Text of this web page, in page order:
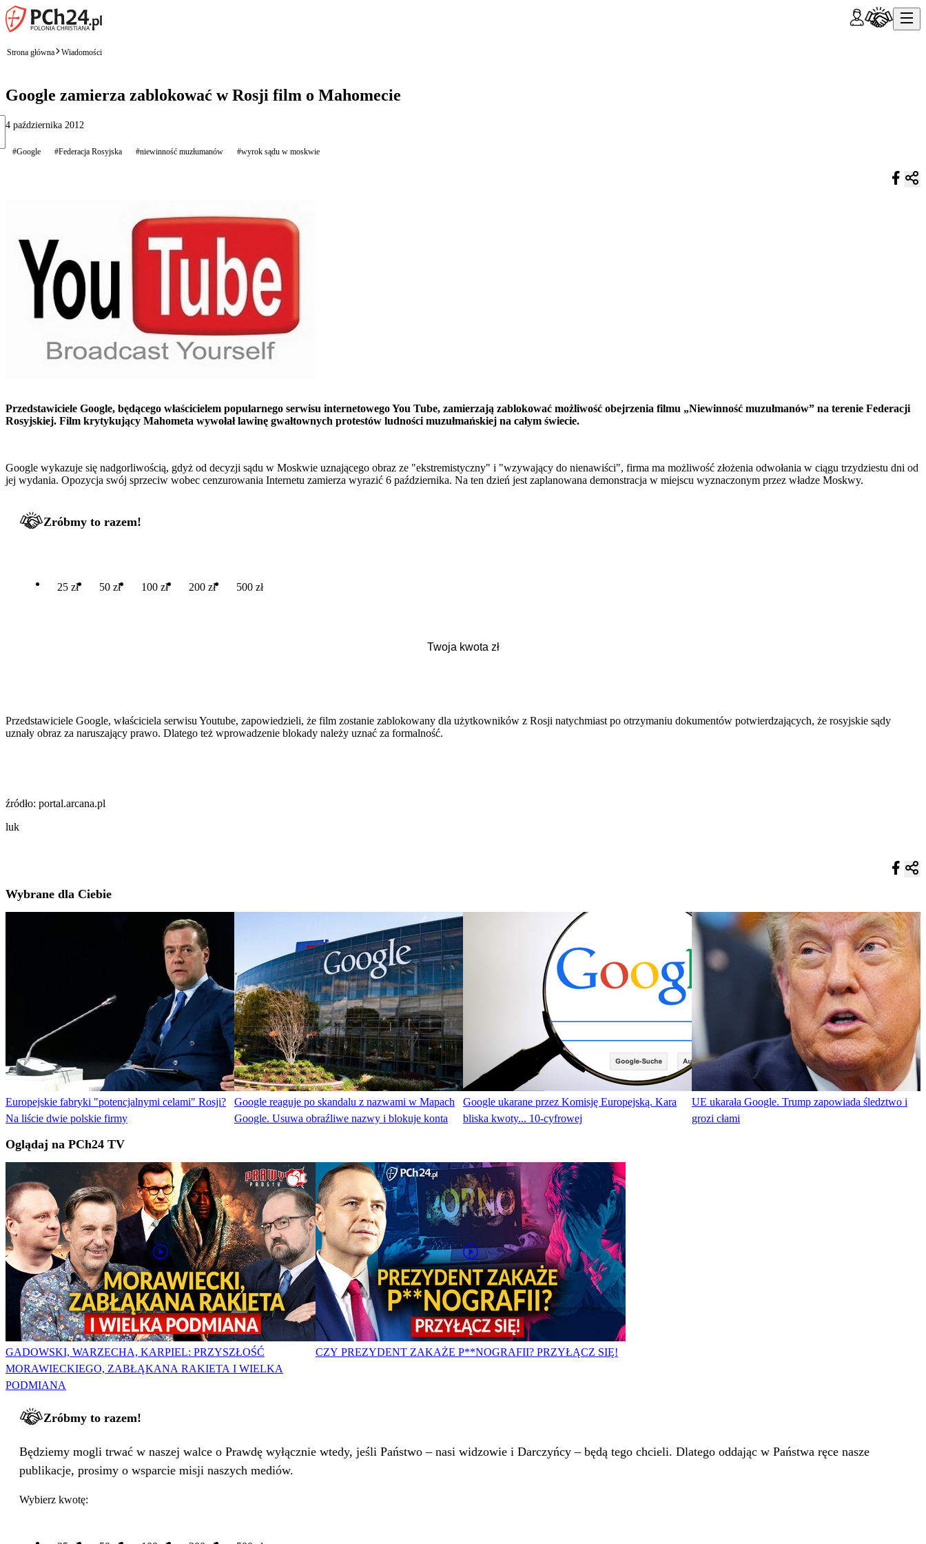
Strona główna Wiadomości
Google zamierza zablokować w Rosji film o Mahomecie
4 października 2012
#Google #Federacja Rosyjska #niewinność muzłumanów #wyrok sądu w moskwie
Przedstawiciele Google, będącego właścicielem popularnego serwisu internetowego You Tube, zamierzają zablokować możliwość obejrzenia filmu „Niewinność muzułmanów” na terenie Federacji
Rosyjskiej. Film krytykujący Mahometa wywołał lawinę gwałtownych protestów ludności muzułmańskiej na całym świecie.
Google wykazuje się nadgorliwością, gdyż od decyzji sądu w Moskwie uznającego obraz ze "ekstremistyczny" i "wzywający do nienawiści", firma ma możliwość złożenia odwołania w ciągu trzydziestu dni od
jej wydania. Opozycja swój sprzeciw wobec cenzurowania Internetu zamierza wyrazić 6 października. Na ten dzień jest zaplanowana demonstracja w miejscu wyznaczonym przez władze Moskwy.
Zróbmy to razem!
25 zł 50 zł 100 zł 200 zł 500 zł
Przedstawiciele Google, właściciela serwisu Youtube, zapowiedzieli, że film zostanie zablokowany dla użytkowników z Rosji natychmiast po otrzymaniu dokumentów potwierdzających, że rosyjskie sądy
uznały obraz za naruszający prawo. Dlatego też wprowadzenie blokady należy uznać za formalność.
źródło: portal.arcana.pl
luk
Wybrane dla Ciebie
Europejskie fabryki "potencjalnymi celami" Rosji?
Na liście dwie polskie firmy
Google reaguje po skandalu z nazwami w Mapach
Google. Usuwa obraźliwe nazwy i blokuje konta
Google ukarane przez Komisję Europejską. Kara
bliska kwoty... 10-cyfrowej
UE ukarała Google. Trump zapowiada śledztwo i
grozi cłami
Oglądaj na PCh24 TV
GADOWSKI, WARZECHA, KARPIEL: PRZYSZŁOŚĆ
MORAWIECKIEGO, ZABŁĄKANA RAKIETA I WIELKA
PODMIANA
CZY PREZYDENT ZAKAŻE P**NOGRAFII? PRZYŁĄCZ SIĘ!
Zróbmy to razem!
Będziemy mogli trwać w naszej walce o Prawdę wyłącznie wtedy, jeśli Państwo – nasi widzowie i Darczyńcy – będą tego chcieli. Dlatego oddając w Państwa ręce nasze
publikacje, prosimy o wsparcie misji naszych mediów.
Wybierz kwotę: